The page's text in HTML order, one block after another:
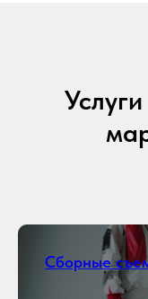
Сборные